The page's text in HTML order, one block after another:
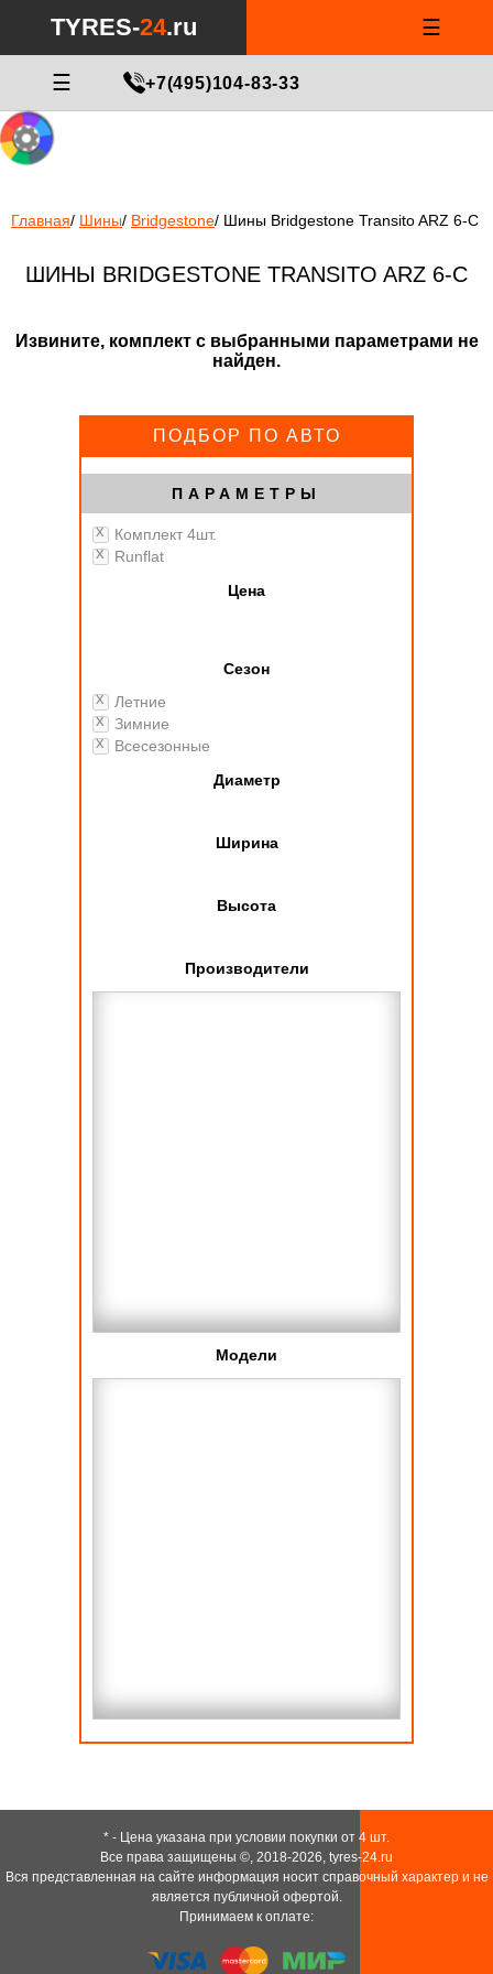
24.ru/html/catalog/controller/product/shinydiski.php
on line
TYRES-24.ru ☰
☰ +7(495)104-83-33
Главная/ Шины/ Bridgestone/ Шины Bridgestone Transito ARZ 6-C
ШИНЫ BRIDGESTONE TRANSITO ARZ 6-C
Извините, комплект с выбранными параметрами не
найден.
ПОДБОР ПО АВТО
ПАРАМЕТРЫ
Комплект 4шт.
Runflat
Цена
Сезон
Летние
Зимние
Всесезонные
Диаметр
Ширина
Высота
Производители
Модели
* - Цена указана при условии покупки от 4 шт.
Все права защищены ©, 2018-2026, tyres-24.ru
Вся представленная на сайте информация носит справочный характер и не
является публичной офертой.
Принимаем к оплате: